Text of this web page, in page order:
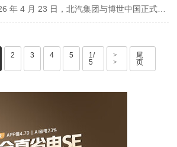
2026 年 4 月 23 日，北汽集团与博世中国正式签署战略合作框架协议。双方将立足产业发展趋势，围绕乘用车智能出行技术研发、商用车新能源升级、智能制造赋能及海外市场拓展四大领域深化合作。依托各自技术与产业优势强强联合，协同推进汽车产业智能化、绿色化转型，携手挖掘全球出行市场新机遇。
2 3 4 5
1/
5
>
>
尾
页